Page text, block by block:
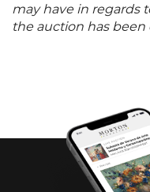
may have in regards
the auction has been